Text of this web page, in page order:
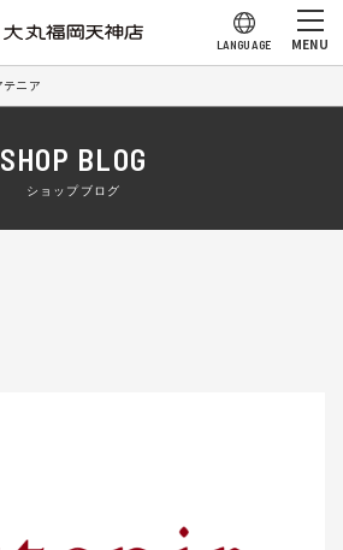
LANGUAGE MENU
テニア
SHOP BLOG
ショップブログ